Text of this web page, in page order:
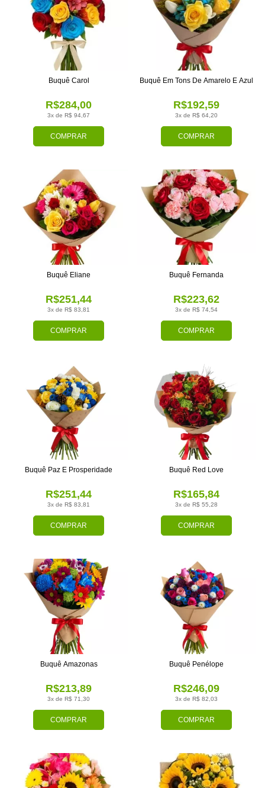
COMPRAR
3x de R$ 94,67
R$284,00
Buquê Carol
COMPRAR
3x de R$ 64,20
R$192,59
Buquê Em Tons De Amarelo E Azul
COMPRAR
3x de R$ 83,81
R$251,44
Buquê Eliane
COMPRAR
3x de R$ 74,54
R$223,62
Buquê Fernanda
COMPRAR
3x de R$ 83,81
R$251,44
Buquê Paz E Prosperidade
COMPRAR
3x de R$ 55,28
R$165,84
Buquê Red Love
COMPRAR
3x de R$ 71,30
R$213,89
Buquê Amazonas
COMPRAR
3x de R$ 82,03
R$246,09
Buquê Penélope